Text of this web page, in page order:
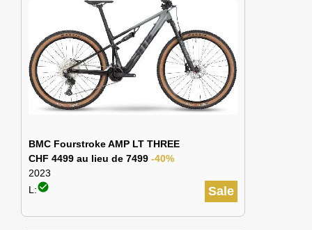
BMC Fourstroke AMP LT THREE
CHF 4499 au lieu de 7499 -40%
2023
Sale
L:check_circle